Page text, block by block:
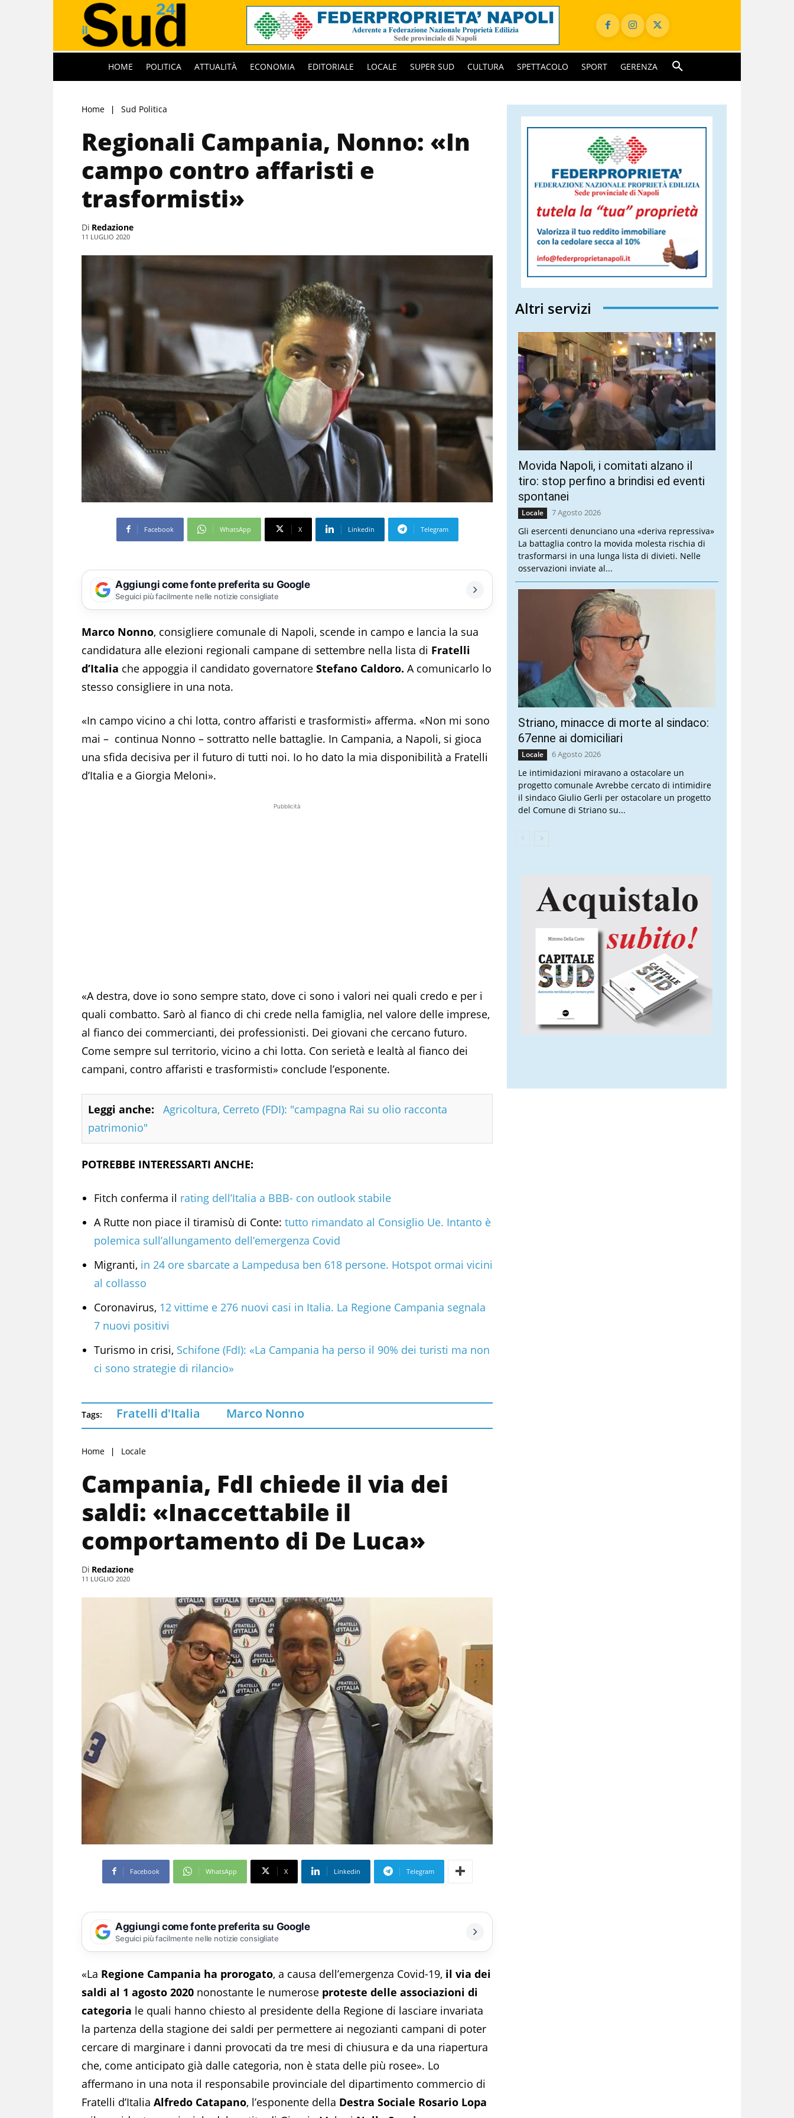
HOME POLITICA ATTUALITÀ ECONOMIA EDITORIALE LOCALE SUPER SUD CULTURA SPETTACOLO SPORT GERENZA
Home Sud Politica
Regionali Campania, Nonno: «In
campo contro affaristi e
trasformisti»
Di Redazione
11 LUGLIO 2020
Facebook WhatsApp X Linkedin Telegram
Aggiungi come fonte preferita su Google
Seguici più facilmente nelle notizie consigliate
Marco Nonno, consigliere comunale di Napoli, scende in campo e lancia la sua
candidatura alle elezioni regionali campane di settembre nella lista di Fratelli
d’Italia che appoggia il candidato governatore Stefano Caldoro. A comunicarlo lo
stesso consigliere in una nota.
«In campo vicino a chi lotta, contro affaristi e trasformisti» afferma. «Non mi sono
mai – continua Nonno – sottratto nelle battaglie. In Campania, a Napoli, si gioca
una sfida decisiva per il futuro di tutti noi. Io ho dato la mia disponibilità a Fratelli
d’Italia e a Giorgia Meloni».
Pubblicità
«A destra, dove io sono sempre stato, dove ci sono i valori nei quali credo e per i
quali combatto. Sarò al fianco di chi crede nella famiglia, nel valore delle imprese,
al fianco dei commercianti, dei professionisti. Dei giovani che cercano futuro.
Come sempre sul territorio, vicino a chi lotta. Con serietà e lealtà al fianco dei
campani, contro affaristi e trasformisti» conclude l’esponente.
Leggi anche:
Agricoltura, Cerreto (FDI): "campagna Rai su olio racconta
patrimonio"
POTREBBE INTERESSARTI ANCHE:
Fitch conferma il rating dell’Italia a BBB- con outlook stabile
A Rutte non piace il tiramisù di Conte: tutto rimandato al Consiglio Ue. Intanto è
polemica sull’allungamento dell’emergenza Covid
Migranti, in 24 ore sbarcate a Lampedusa ben 618 persone. Hotspot ormai vicini
al collasso
Coronavirus, 12 vittime e 276 nuovi casi in Italia. La Regione Campania segnala
7 nuovi positivi
Turismo in crisi, Schifone (FdI): «La Campania ha perso il 90% dei turisti ma non
ci sono strategie di rilancio»
Tags: Fratelli d'Italia Marco Nonno
Home Locale
Campania, FdI chiede il via dei
saldi: «Inaccettabile il
comportamento di De Luca»
Di Redazione
11 LUGLIO 2020
Facebook WhatsApp X Linkedin Telegram
Aggiungi come fonte preferita su Google
Seguici più facilmente nelle notizie consigliate
«La Regione Campania ha prorogato, a causa dell’emergenza Covid-19, il via dei
saldi al 1 agosto 2020 nonostante le numerose proteste delle associazioni di
categoria le quali hanno chiesto al presidente della Regione di lasciare invariata
la partenza della stagione dei saldi per permettere ai negozianti campani di poter
cercare di marginare i danni provocati da tre mesi di chiusura e da una riapertura
che, come anticipato già dalle categoria, non è stata delle più rosee». Lo
affermano in una nota il responsabile provinciale del dipartimento commercio di
Fratelli d’Italia Alfredo Catapano, l’esponente della Destra Sociale Rosario Lopa
Altri servizi
Movida Napoli, i comitati alzano il
tiro: stop perfino a brindisi ed eventi
spontanei
Locale 7 Agosto 2026
Gli esercenti denunciano una «deriva repressiva»
La battaglia contro la movida molesta rischia di
trasformarsi in una lunga lista di divieti. Nelle
osservazioni inviate al...
Striano, minacce di morte al sindaco:
67enne ai domiciliari
Locale 6 Agosto 2026
Le intimidazioni miravano a ostacolare un
progetto comunale Avrebbe cercato di intimidire
il sindaco Giulio Gerli per ostacolare un progetto
del Comune di Striano su...